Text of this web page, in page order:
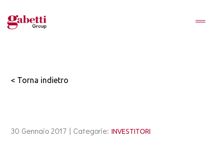
< Torna indietro
30 Gennaio 2017 | Categorie: INVESTITORI